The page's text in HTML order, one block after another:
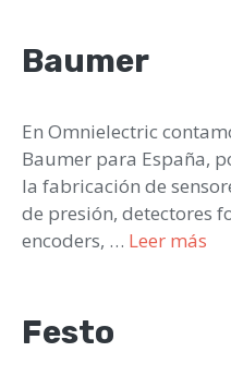
Baumer
En Omnielectric
Baumer para España,
la fabricación de
de presión, detectores
encoders, … Leer más
Festo